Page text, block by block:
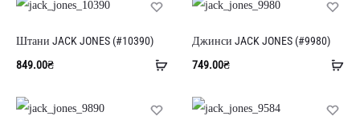
Додати
кошик
Штани JACK JONES (#10390)
849.00₴
Джинси JACK JONES (#9980)
749.00₴